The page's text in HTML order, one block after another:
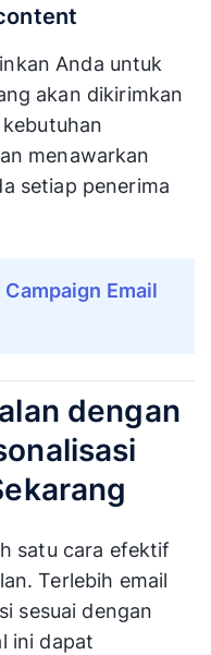
Anda untuk
akan dikirimkan
menawarkan
setiap penerima
Email
dengan
satu cara efektif
Terlebih email
sesuai dengan
ini dapat